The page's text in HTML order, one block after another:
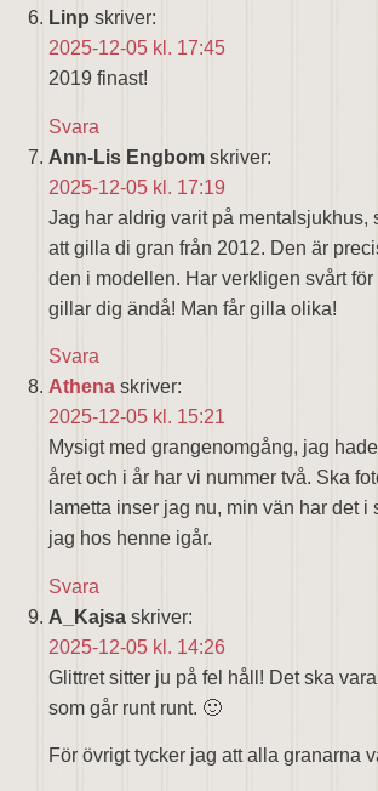
Linp skriver:
2025-12-05 kl. 17:45
2019 finast!
Svara
Ann-Lis Engbom skriver:
2025-12-05 kl. 17:19
Jag har aldrig varit på mentalsjukhus,
att gilla di gran från 2012. Den är
den i modellen. Har verkligen svårt
gillar dig ändå! Man får gilla olika!
Svara
Athena skriver:
2025-12-05 kl. 15:21
Mysigt med grangenomgång, jag
året och i år har vi nummer två. Ska
lametta inser jag nu, min vän har det i
jag hos henne igår.
Svara
A_Kajsa skriver:
2025-12-05 kl. 14:26
Glittret sitter ju på fel håll! Det ska
som går runt runt. 🙂
För övrigt tycker jag att alla granarna